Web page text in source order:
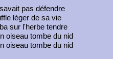
pas défendre
léger de sa vie
sur l'herbe tendre
oiseau tombe du nid
oiseau tombe du nid